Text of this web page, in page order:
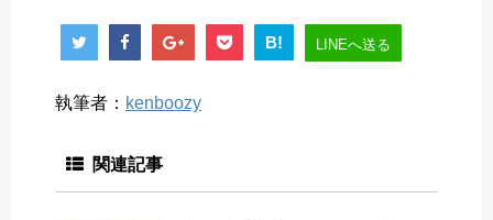
B! LINEへ送る
執筆者： kenboozy
関連記事